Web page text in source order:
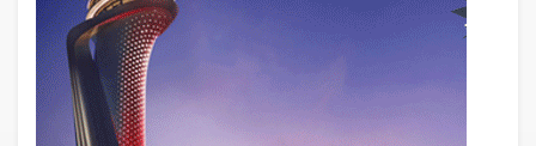
6 saat önce
Fly Baghdad ABD yaptırım listesinden
çıkarıldı